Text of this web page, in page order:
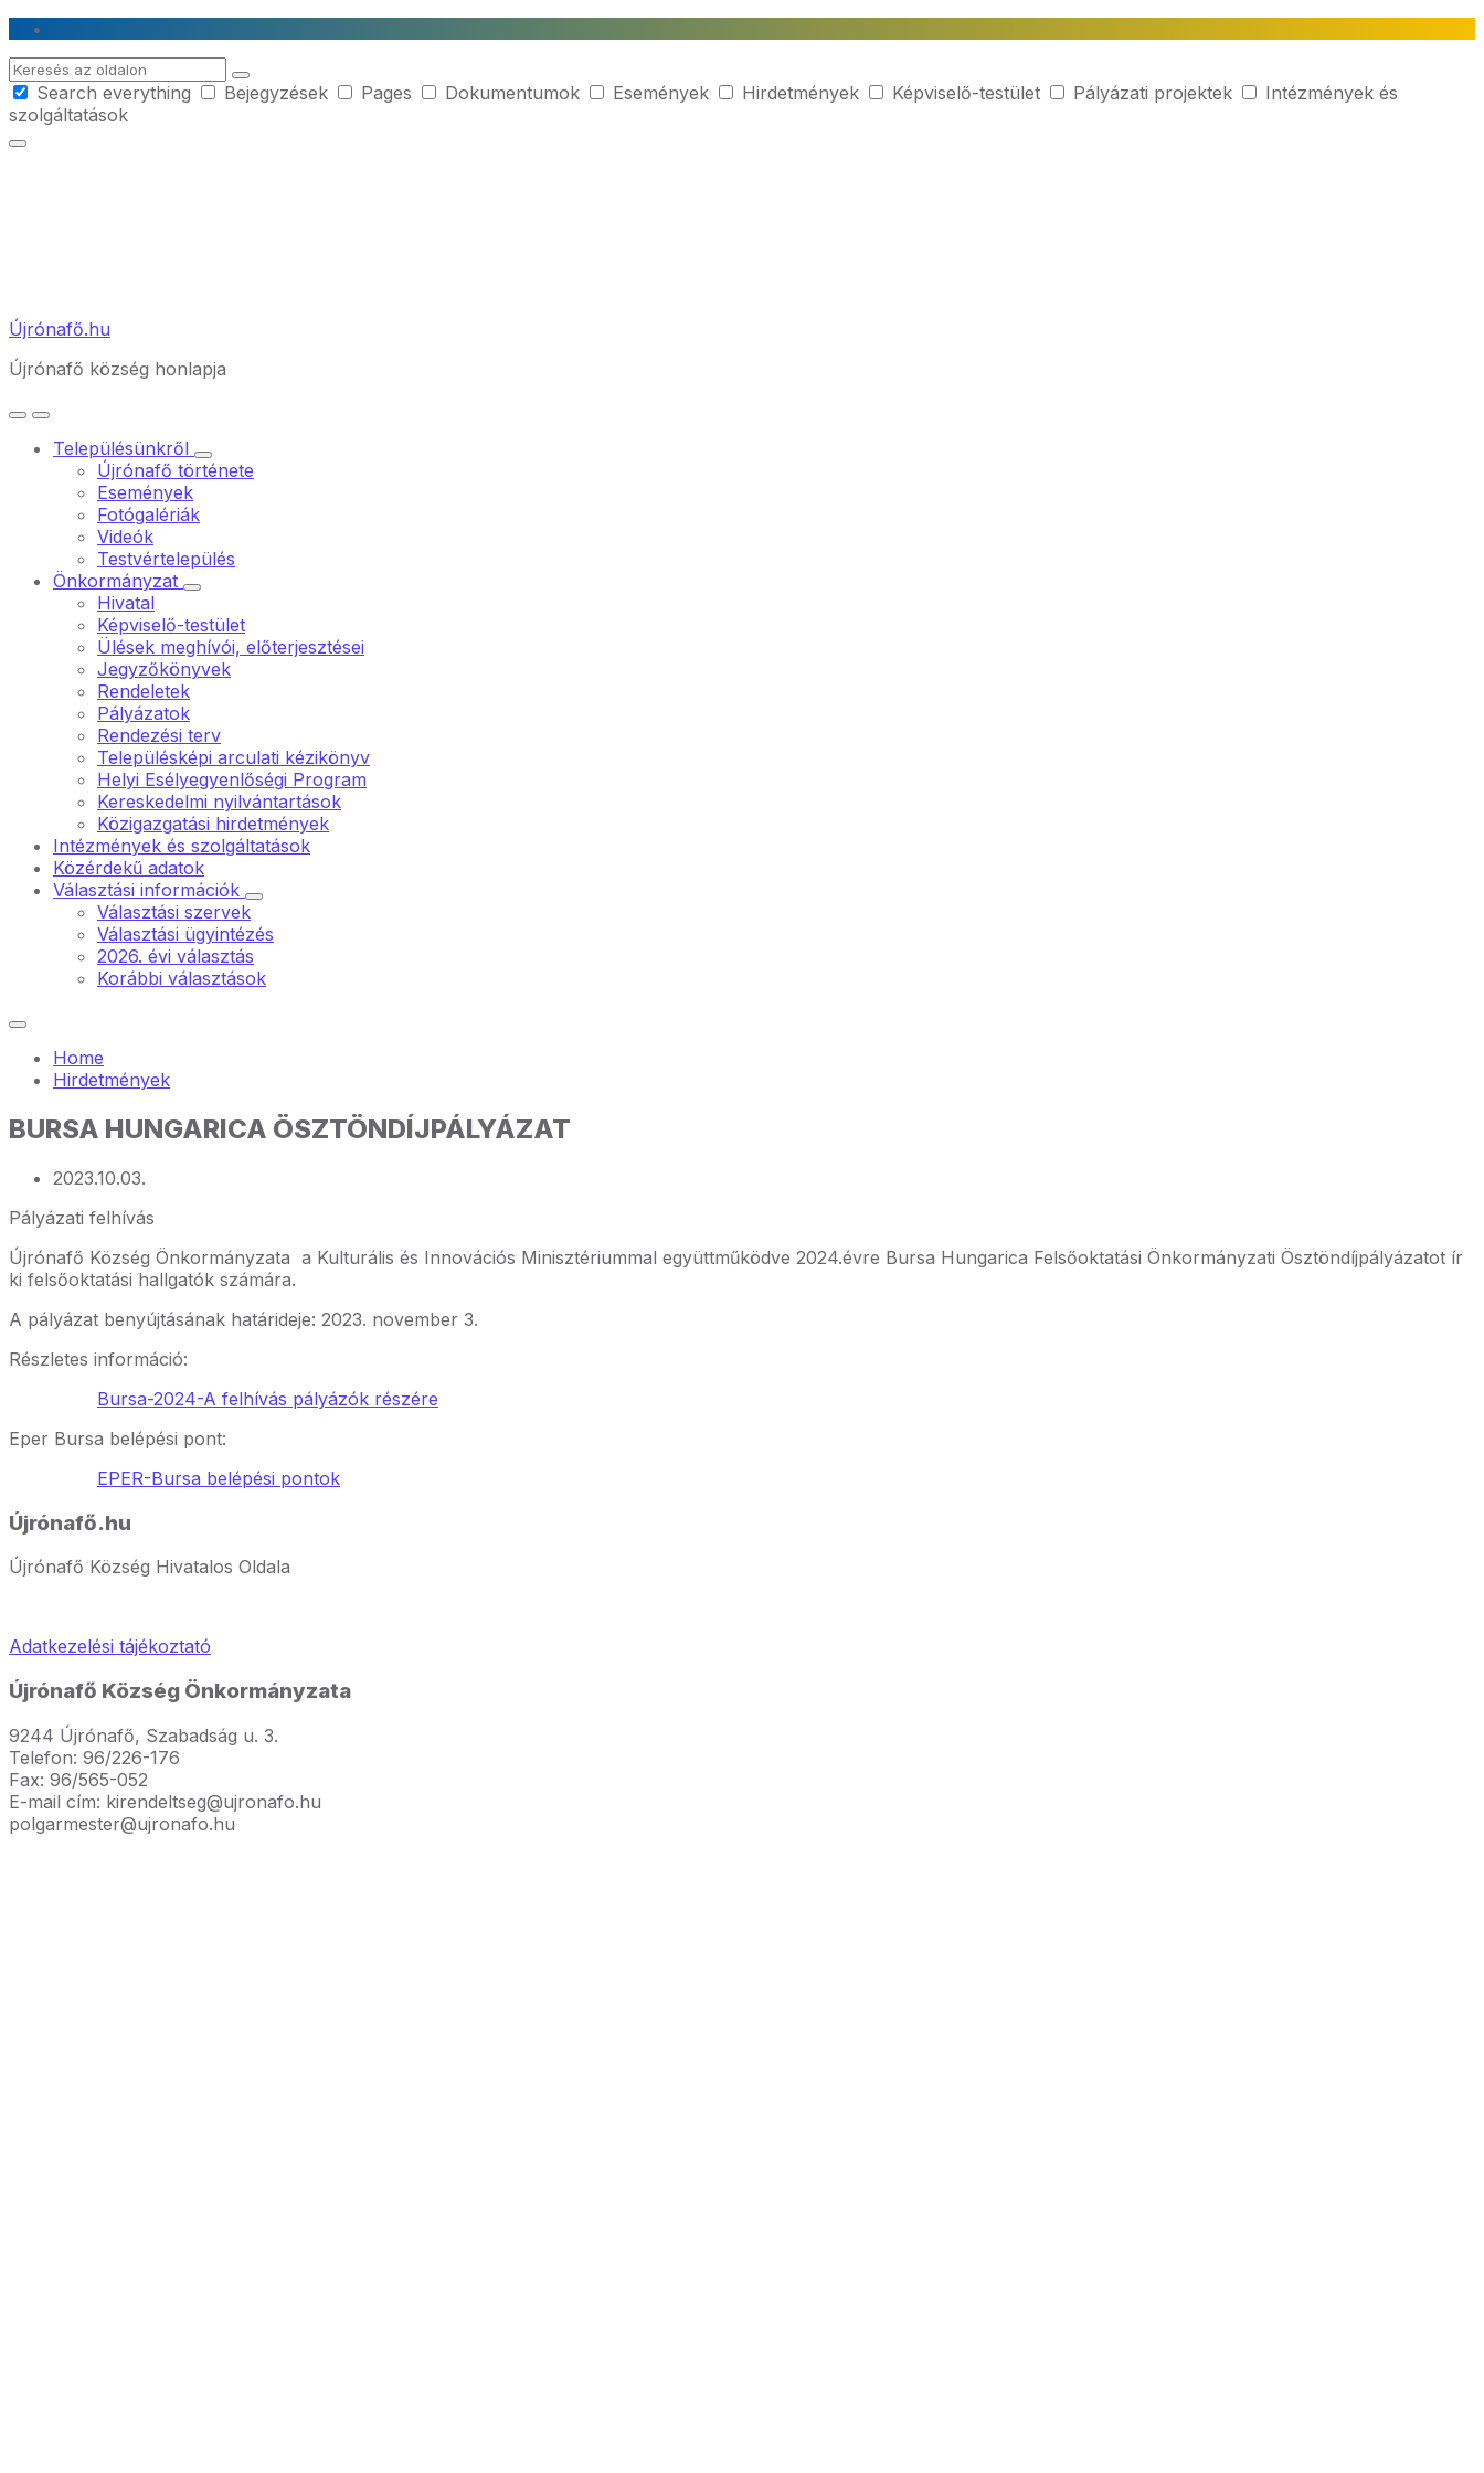
Skip
content
Skip
main
navigation
Skip
footer
Search
Search everything
Bejegyzések Pages Dokumentumok Események Hirdetmények Képviselő-testület Pályázati projektek
Intézmények és
szolgáltatások
Újrónafő.hu
Újrónafő község honlapja
Településünkről
Újrónafő története
Események
Fotógalériák
Videók
Testvértelepülés
Önkormányzat
Hivatal
Képviselő-testület
Ülések meghívói, előterjesztései
Jegyzőkönyvek
Rendeletek
Pályázatok
Rendezési terv
Településképi arculati kézikönyv
Helyi Esélyegyenlőségi Program
Kereskedelmi nyilvántartások
Közigazgatási hirdetmények
Intézmények és szolgáltatások
Közérdekű adatok
Választási információk
Választási szervek
Választási ügyintézés
2026. évi választás
Korábbi választások
Home
Hirdetmények
BURSA HUNGARICA ÖSZTÖNDÍJPÁLYÁZAT
2023.10.03.
Pályázati felhívás
Újrónafő Község Önkormányzata a Kulturális és Innovációs Minisztériummal együttműködve 2024.évre Bursa Hungarica Felsőoktatási Önkormányzati Ösztöndíjpályázatot ír
ki felsőoktatási hallgatók számára.
A pályázat benyújtásának határideje: 2023. november 3.
Részletes információ:
Bursa-2024-A felhívás pályázók részére
Eper Bursa belépési pont:
EPER-Bursa belépési pontok
Újrónafő.hu
Újrónafő Község Hivatalos Oldala
Adatkezelési tájékoztató
Újrónafő Község Önkormányzata
9244 Újrónafő, Szabadság u. 3.
Telefon: 96/226-176
Fax: 96/565-052
E-mail cím: kirendeltseg@ujronafo.hu
polgarmester@ujronafo.hu